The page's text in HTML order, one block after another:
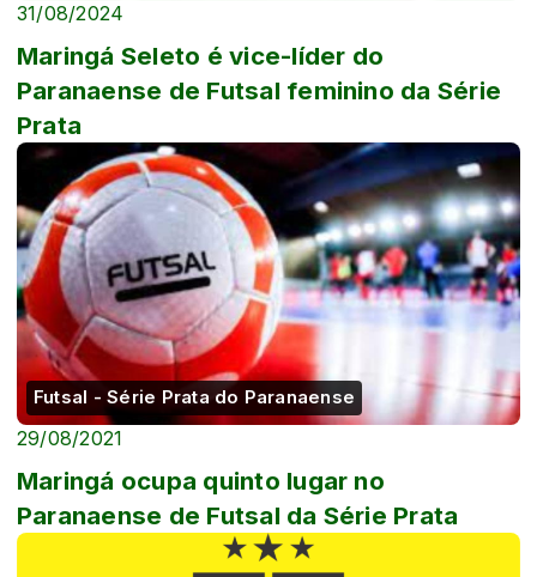
31/08/2024
Maringá Seleto é vice-líder do
Paranaense de Futsal feminino da Série
Prata
Futsal - Série Prata do Paranaense
29/08/2021
Maringá ocupa quinto lugar no
Paranaense de Futsal da Série Prata